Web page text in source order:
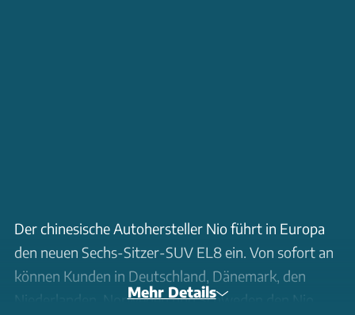
Der chinesische Autohersteller Nio führt in Europa
den neuen Sechs-Sitzer-SUV EL8 ein. Von sofort an
können Kunden in Deutschland, Dänemark, den
Niederlanden, Norwegen und Schweden den Nio
Mehr Details